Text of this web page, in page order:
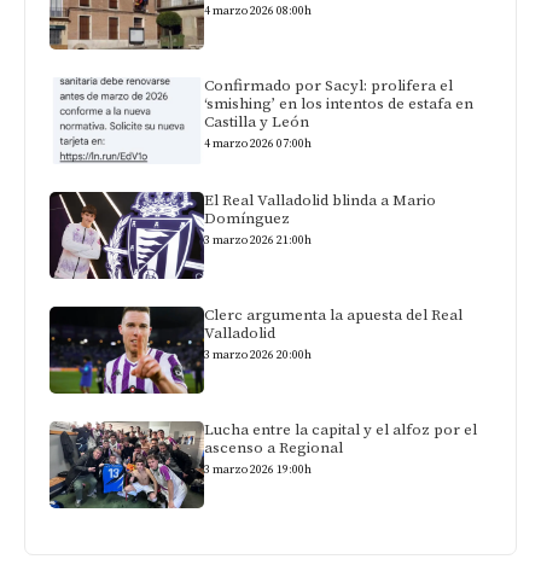
4 marzo 2026 08:00h
Confirmado por Sacyl: prolifera el
‘smishing’ en los intentos de estafa en
Castilla y León
4 marzo 2026 07:00h
El Real Valladolid blinda a Mario
Domínguez
3 marzo 2026 21:00h
Clerc argumenta la apuesta del Real
Valladolid
3 marzo 2026 20:00h
Lucha entre la capital y el alfoz por el
ascenso a Regional
3 marzo 2026 19:00h